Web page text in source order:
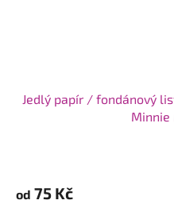
Jedlý papír / fondánový
Minnie
od 75 Kč